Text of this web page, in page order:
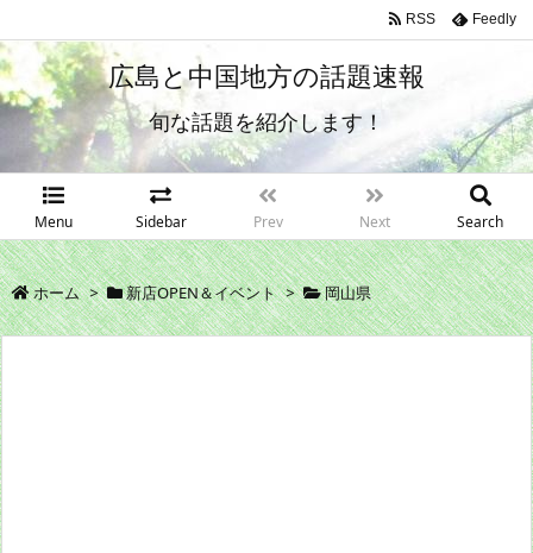
広島と中国地方の話題速報
旬な話題を紹介します！
Menu Sidebar Prev Next Search
RSS Feedly
ホーム > 新店OPEN＆イベント > 岡山県